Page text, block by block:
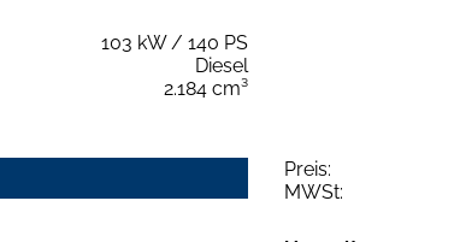
103 kW / 140 PS
Diesel
2.184 cm³
Preis:
MWSt: